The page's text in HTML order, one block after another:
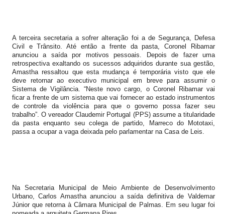
A terceira secretaria a sofrer alteração foi a de Segurança, Defesa
Civil e Trânsito. Até então a frente da pasta, Coronel Ribamar
anunciou a saída por motivos pessoais. Depois de fazer uma
retrospectiva exaltando os sucessos adquiridos durante sua gestão,
Amastha ressaltou que esta mudança é temporária visto que ele
deve retornar ao executivo municipal em breve para assumir o
Sistema de Vigilância. “Neste novo cargo, o Coronel Ribamar vai
ficar a frente de um sistema que vai fornecer ao estado instrumentos
de controle da violência para que o governo possa fazer seu
trabalho”. O vereador Claudemir Portugal (PPS) assume a titularidade
da pasta enquanto seu colega de partido, Marreco do Mototaxi,
passa a ocupar a vaga deixada pelo parlamentar na Casa de Leis.
Na Secretaria Municipal de Meio Ambiente de Desenvolvimento
Urbano, Carlos Amastha anunciou a saída definitiva de Valdemar
Júnior que retorna à Câmara Municipal de Palmas. Em seu lugar foi